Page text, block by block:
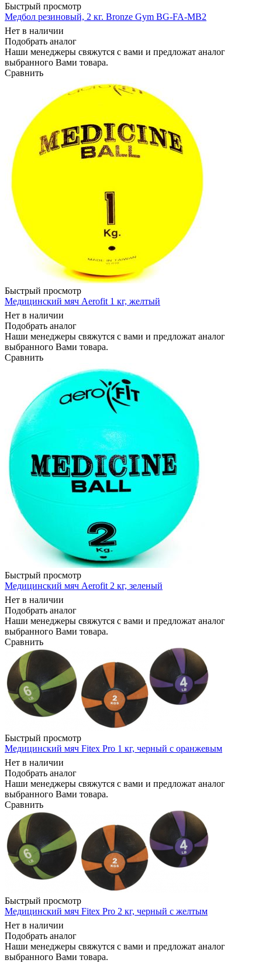
Быстрый просмотр
Медбол резиновый, 2 кг. Bronze Gym BG-FA-MB2
Нет в наличии
Подобрать аналог
Наши менеджеры свяжутся с вами и предложат аналог
выбранного Вами товара.
Сравнить
Быстрый просмотр
Медицинский мяч Aerofit 1 кг, желтый
Нет в наличии
Подобрать аналог
Наши менеджеры свяжутся с вами и предложат аналог
выбранного Вами товара.
Сравнить
Быстрый просмотр
Медицинский мяч Aerofit 2 кг, зеленый
Нет в наличии
Подобрать аналог
Наши менеджеры свяжутся с вами и предложат аналог
выбранного Вами товара.
Сравнить
Быстрый просмотр
Медицинский мяч Fitex Pro 1 кг, черный с оранжевым
Нет в наличии
Подобрать аналог
Наши менеджеры свяжутся с вами и предложат аналог
выбранного Вами товара.
Сравнить
Быстрый просмотр
Медицинский мяч Fitex Pro 2 кг, черный с желтым
Нет в наличии
Подобрать аналог
Наши менеджеры свяжутся с вами и предложат аналог
выбранного Вами товара.